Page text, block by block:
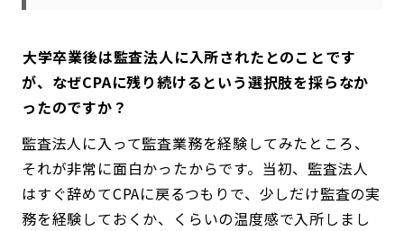
――大学卒業後は監査法人に入所されたとのことです
が、なぜCPAに残り続けるという選択肢を採らなか
ったのですか？
監査法人に入って監査業務を経験してみたところ、
それが非常に面白かったからです。当初、監査法人
はすぐ辞めてCPAに戻るつもりで、少しだけ監査の実
務を経験しておくか、くらいの温度感で入所しまし